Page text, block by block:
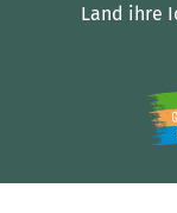
Land ihre